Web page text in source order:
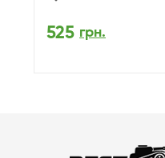
525 грн.